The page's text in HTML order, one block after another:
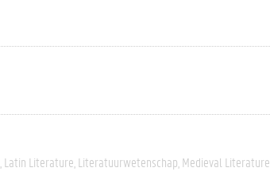
Latin Literature Literatuurwetenschap Medieval Literature